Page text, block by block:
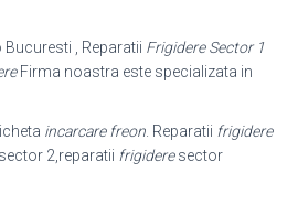
, Reparatii Frigidere Sector 1
Firma noastra este specializata in
incarcare freon . Reparatii frigidere
2,reparatii frigideresector